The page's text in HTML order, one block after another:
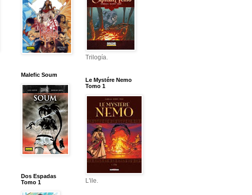
Malefic Soum
Dos Espadas
Tomo 1
Trilogía.
Le Mystére Nemo
Tomo 1
L'ile.